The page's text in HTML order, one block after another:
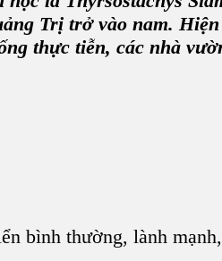
Trị trở vào nam.
thực tiễn, các nhà
bình thường, lành